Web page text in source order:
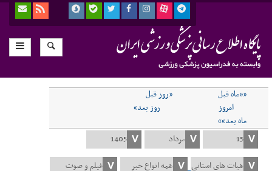
««ماه قبل
«روز قبل
امروز
روز بعد»
ماه بعد»»